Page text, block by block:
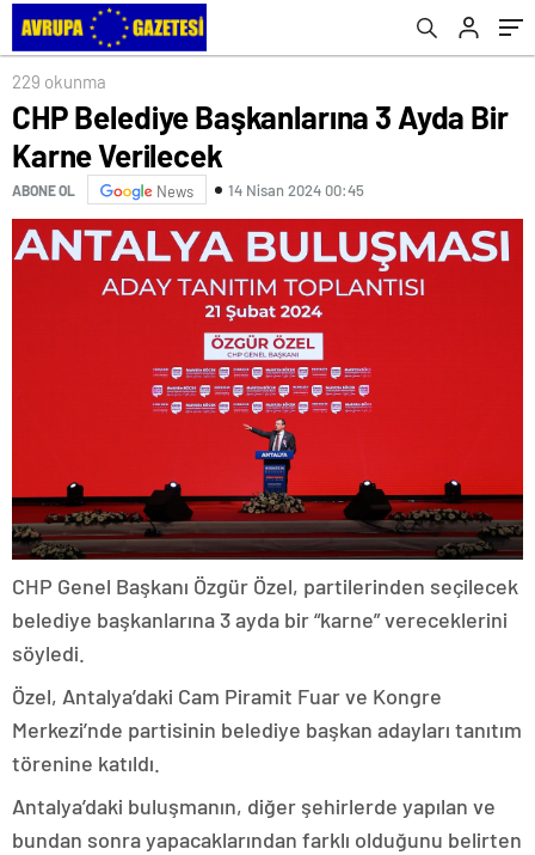
229 okunma
CHP Belediye Başkanlarına 3 Ayda Bir
Karne Verilecek
ABONE OL News 14 Nisan 2024 00:45
CHP Genel Başkanı Özgür Özel, partilerinden seçilecek
belediye başkanlarına 3 ayda bir “karne” vereceklerini
söyledi.
Özel, Antalya’daki Cam Piramit Fuar ve Kongre
Merkezi’nde partisinin belediye başkan adayları tanıtım
törenine katıldı.
Antalya’daki buluşmanın, diğer şehirlerde yapılan ve
bundan sonra yapacaklarından farklı olduğunu belirten